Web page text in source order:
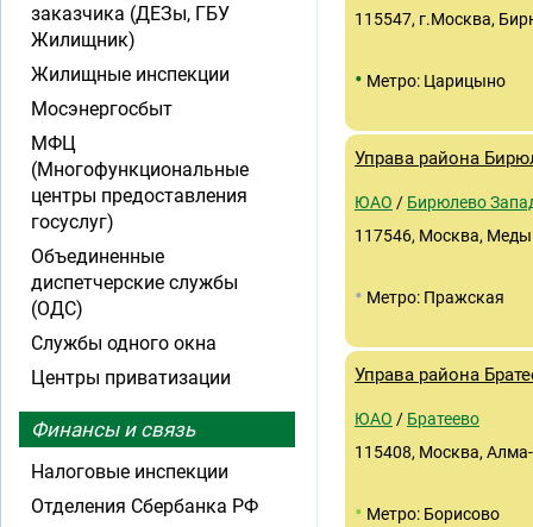
115547, г.Москва,
• Метро: Царицыно
Управа района
ЮАО / Бирюлево
117546, Москва,
• Метро: Пражская
Управа района
ЮАО / Братеево
115408, Москва,
• Метро: Борисово
заказчика (ДЕЗы, ГБУ
Жилищник)
Жилищные инспекции
Мосэнергосбыт
МФЦ
(Многофункциональные
центры предоставления
госуслуг)
Объединенные
диспетчерские службы
(ОДС)
Службы одного окна
Центры приватизации
Финансы и связь
Налоговые инспекции
Отделения Сбербанка РФ